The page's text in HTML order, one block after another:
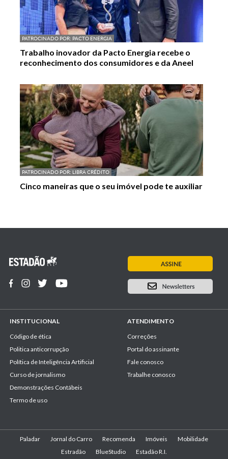
PATROCINADO POR: PACTO ENERGIA
Trabalho inovador da Pacto Energia recebe o
reconhecimento dos consumidores e da Aneel
PATROCINADO POR: LIBRA CRÉDITO
Cinco maneiras que o seu imóvel pode te auxiliar
INSTITUCIONAL
Código de ética
Politica anticorrupção
Política de Inteligência Artificial
Curso de jornalismo
Demonstrações Contábeis
Termo de uso
ATENDIMENTO
Correções
Portal do assinante
Fale conosco
Trabalhe conosco
Paladar Jornal do Carro Recomenda Imóveis
Mobilidade
Estradão
BlueStudio Estadão R.I.